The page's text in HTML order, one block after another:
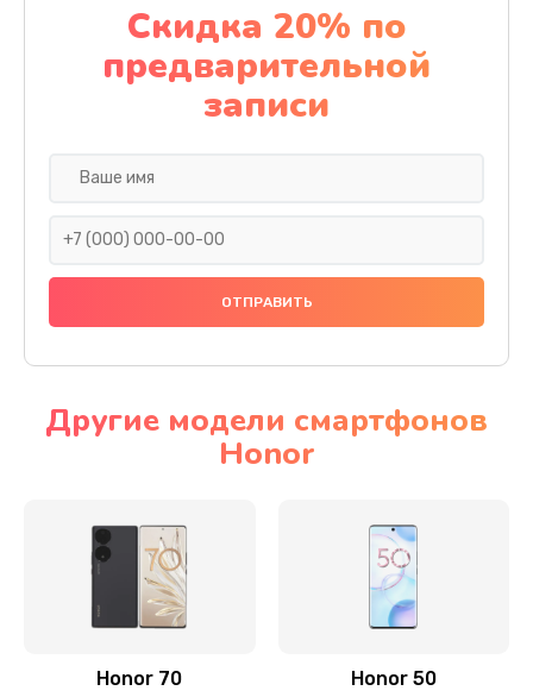
Замена стекла
990 руб.
Заказать
Замена задней камеры
Замена динамика
Замена стекла камеры
Замена задней крышки
Скидка 20% по
предварительной
записи
Другие модели смартфонов
Honor
Honor 70 Honor 50